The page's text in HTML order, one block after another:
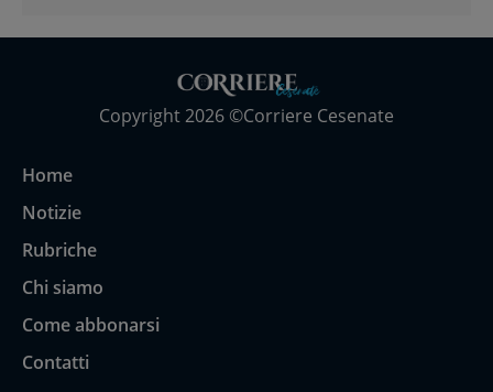
Copyright 2026 ©Corriere Cesenate
Home
Notizie
Rubriche
Chi siamo
Come abbonarsi
Contatti